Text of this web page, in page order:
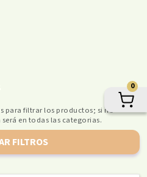
para filtrar los productos; si no
en todas las categorias.
FILTROS
0